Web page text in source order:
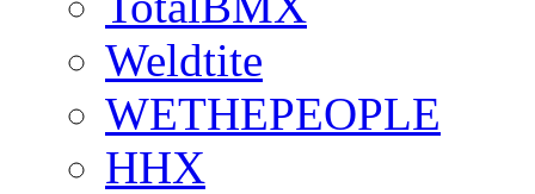
Weldtite
WETHEPEOPLE
ННХ